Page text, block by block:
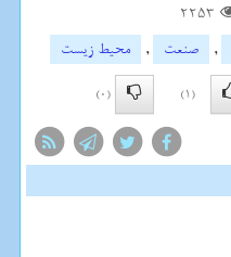
2253
, صنعت ,
محیط زیست
(1)
(0)